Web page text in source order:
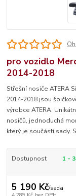
pro vozidlo
2014-2018
Střešní nosiče ATERA
2014-2018 jsou
výrobce ATERA.
nosičů, jednoduchá
který je součástí sady.
Dostupnost 1 -
5 190 Kč/sada